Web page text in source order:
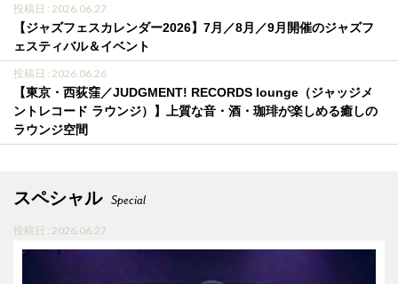
投稿日 : 2026.06.27
【ジャズフェスカレンダー2026】7月／8月／9月開催のジャズフ
ェスティバル＆イベント
投稿日 : 2026.06.26
【東京・西荻窪／JUDGMENT! RECORDS lounge（ジャッジメ
ントレコード ラウンジ）】上質な音・酒・珈琲が楽しめる癒しの
ラウンジ空間
スペシャル Special
投稿日 : 2026.06.27